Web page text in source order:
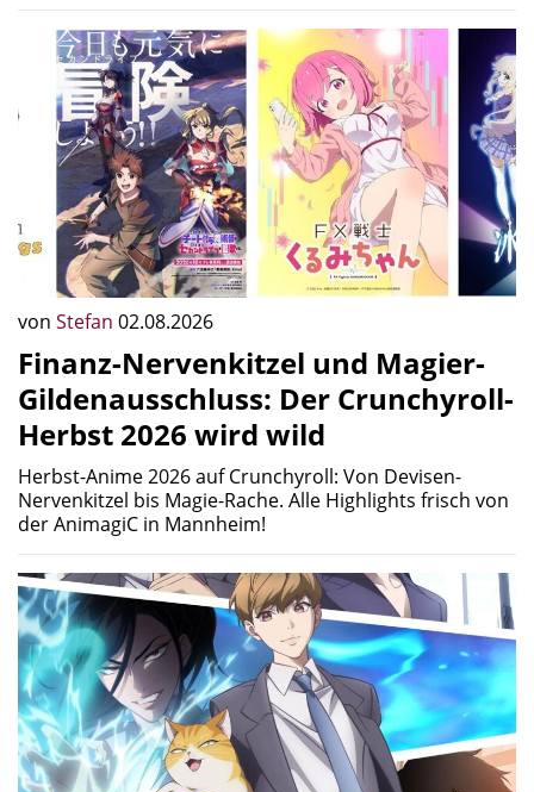
von Stefan 02.08.2026
Finanz-Nervenkitzel und Magier-
Gildenausschluss: Der Crunchyroll-
Herbst 2026 wird wild
Herbst-Anime 2026 auf Crunchyroll: Von Devisen-
Nervenkitzel bis Magie-Rache. Alle Highlights frisch von
der AnimagiC in Mannheim!